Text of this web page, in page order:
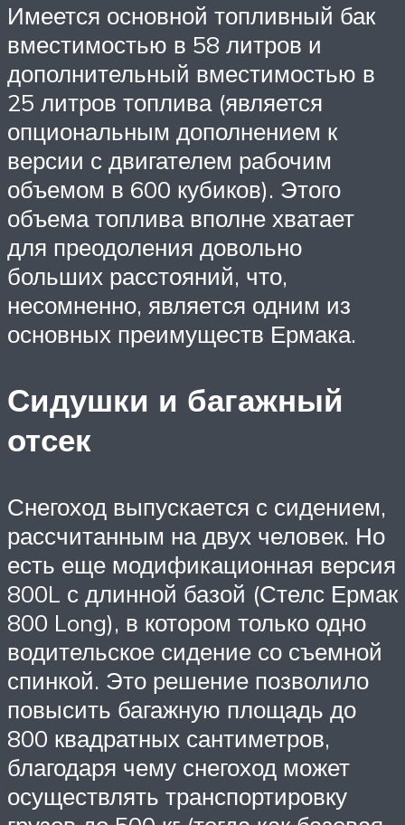
Имеется основной топливный бак
вместимостью в 58 литров и
дополнительный вместимостью в
25 литров топлива (является
опциональным дополнением к
версии с двигателем рабочим
объемом в 600 кубиков). Этого
объема топлива вполне хватает
для преодоления довольно
больших расстояний, что,
несомненно, является одним из
основных преимуществ Ермака.
Сидушки и багажный
отсек
Снегоход выпускается с сидением,
рассчитанным на двух человек. Но
есть еще модификационная версия
800L с длинной базой (Стелс Ермак
800 Long), в котором только одно
водительское сидение со съемной
спинкой. Это решение позволило
повысить багажную площадь до
800 квадратных сантиметров,
благодаря чему снегоход может
осуществлять транспортировку